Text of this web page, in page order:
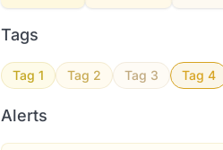
Tags
Tag 1 Tag 2 Tag 3 Tag 4
Alerts